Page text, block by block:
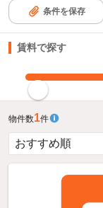
条件を保存
賃料で探す
物件数1件